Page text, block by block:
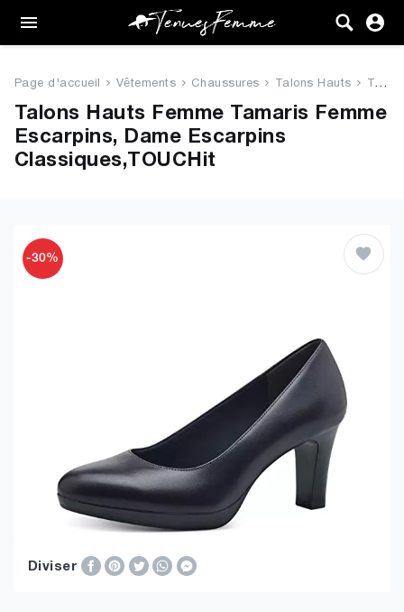
Femme
Vêtements
Chaussures
VENTE
Page d'accueil Vêtements Chaussures Talons Hauts
Talons Hauts Femme Tamaris Femme
Escarpins, Dame Escarpins
Classiques,TOUCHit
-30%
Diviser